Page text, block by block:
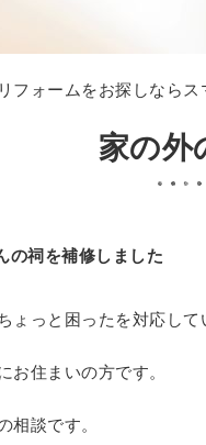
フォームをお探しなら
家の外
の祠を補修しました
ょっと困ったを対応して
住まいの方です。
相談です。